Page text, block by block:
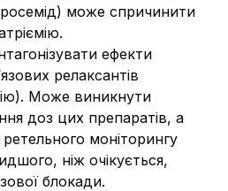
може спричинити
ефекти
релаксантів
Може виникнути
доз цих препаратів, а
моніторингу
ніж очікується,
блокади.